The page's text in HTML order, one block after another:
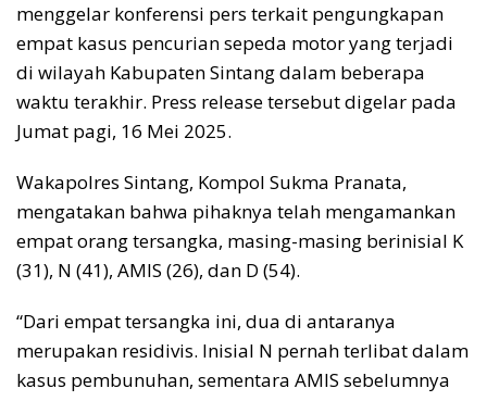
menggelar konferensi pers terkait pengungkapan
empat kasus pencurian sepeda motor yang terjadi
di wilayah Kabupaten Sintang dalam beberapa
waktu terakhir. Press release tersebut digelar pada
Jumat pagi, 16 Mei 2025.
Wakapolres Sintang, Kompol Sukma Pranata,
mengatakan bahwa pihaknya telah mengamankan
empat orang tersangka, masing-masing berinisial K
(31), N (41), AMIS (26), dan D (54).
“Dari empat tersangka ini, dua di antaranya
merupakan residivis. Inisial N pernah terlibat dalam
kasus pembunuhan, sementara AMIS sebelumnya